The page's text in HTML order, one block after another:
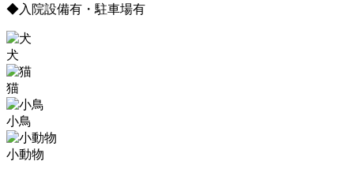
◆入院設備有・駐車場有
犬
猫
小鳥
小動物